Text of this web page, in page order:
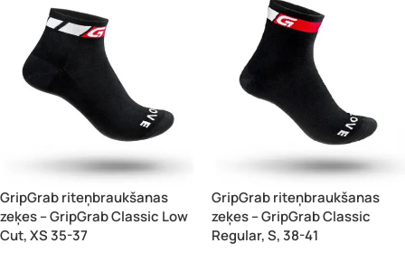
GripGrab riteņbraukšanas
zeķes – GripGrab Classic Low
Cut, XS 35-37
GripGrab riteņbraukšanas
zeķes – GripGrab Classic
Regular, S, 38-41